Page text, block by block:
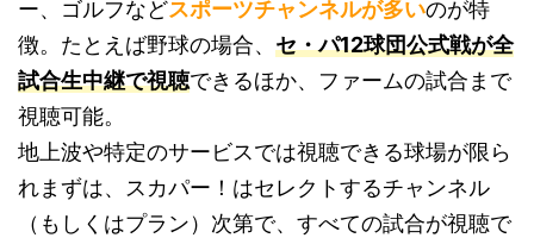
ー、ゴルフなどスポーツチャンネルが多いのが特
徴。たとえば野球の場合、 セ・パ12球団公式戦が全
試合生中継で視聴できるほか、ファームの試合まで
視聴可能。
地上波や特定のサービスでは視聴できる球場が限ら
れまずは、スカパー！はセレクトするチャンネル
（もしくはプラン）次第で、すべての試合が視聴で